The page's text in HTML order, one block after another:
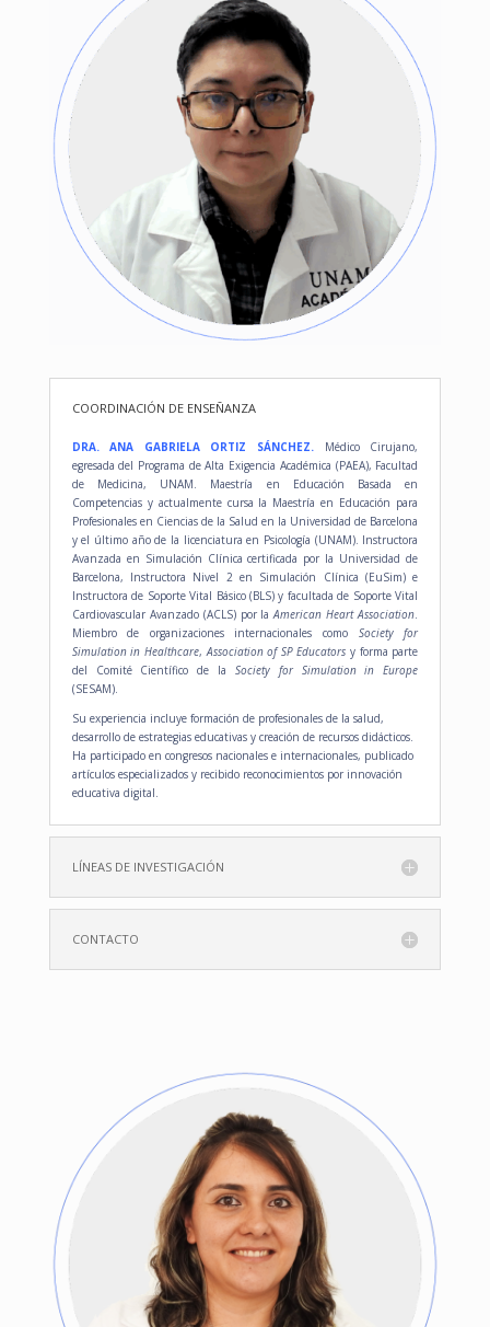
COORDINACIÓN DE ENSEÑANZA
DRA. ANA GABRIELA ORTIZ SÁNCHEZ. Médico Cirujano,
egresada del Programa de Alta Exigencia Académica (PAEA), Facultad
de Medicina, UNAM. Maestría en Educación Basada en
Competencias y actualmente cursa la Maestría en Educación para
Profesionales en Ciencias de la Salud en la Universidad de Barcelona
y el último año de la licenciatura en Psicología (UNAM). Instructora
Avanzada en Simulación Clínica certificada por la Universidad de
Barcelona, Instructora Nivel 2 en Simulación Clínica (EuSim) e
Instructora de Soporte Vital Básico (BLS) y facultada de Soporte Vital
Cardiovascular Avanzado (ACLS) por laAmerican Heart Association
Miembro de organizaciones internacionales como Society for
Simulation in Healthcare, Association of SP Educators y forma parte
del Comité Científico de la Society for Simulation in Europe
(SESAM).
Su experiencia incluye formación de profesionales de la salud,
desarrollo de estrategias educativas y creación de recursos didácticos.
Ha participado en congresos nacionales e internacionales, publicado
artículos especializados y recibido reconocimientos por innovación
educativa digital.
LÍNEAS DE INVESTIGACIÓN
CONTACTO